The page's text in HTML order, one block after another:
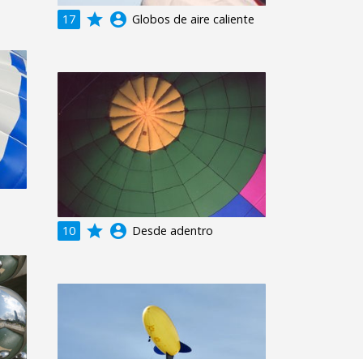
17 grade account_circle Globos de aire caliente
10
grade account_circle Desde adentro